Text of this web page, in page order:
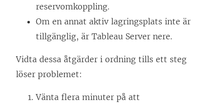
reservomkoppling.
Om en annat aktiv lagringsplats inte är
tillgänglig, är Tableau Server nere.
Vidta dessa åtgärder i ordning tills ett steg
löser problemet:
Vänta flera minuter på att